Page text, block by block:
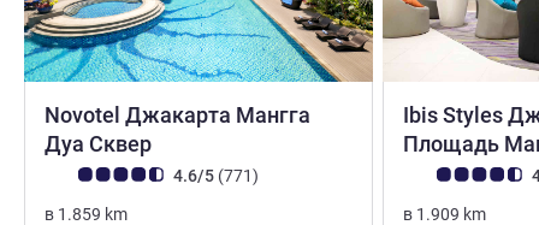
Novotel Джакарта Мангга
Дуа Сквер
Примечание: отзывы клиентов (Рейтинг ALL)
4.6/5 (771Отзывов
)
в 1.859 km
Ibis Styles
Площадь
Примечание:
в 1.909 km